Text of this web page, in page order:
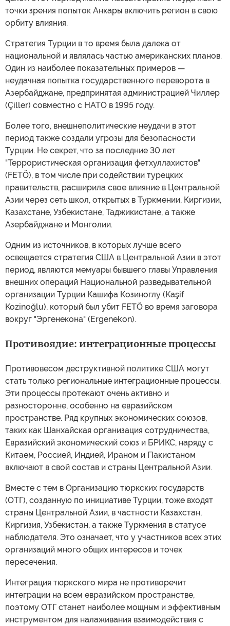
точки зрения попыток Анкары включить регион в свою
орбиту влияния.
Стратегия Турции в то время была далека от
национальной и являлась частью американских планов.
Один из наиболее показательных примеров —
неудачная попытка государственного переворота в
Азербайджане, предпринятая администрацией Чиллер
(Çiller) совместно с НАТО в 1995 году.
Более того, внешнеполитические неудачи в этот
период также создали угрозы для безопасности
Турции. Не секрет, что за последние 30 лет
"Террористическая организация фетхуллахистов"
(FETÖ), в том числе при содействии турецких
правительств, расширила свое влияние в Центральной
Азии через сеть школ, открытых в Туркмении, Киргизии,
Казахстане, Узбекистане, Таджикистане, а также
Азербайджане и Монголии.
Одним из источников, в которых лучше всего
освещается стратегия США в Центральной Азии в этот
период, являются мемуары бывшего главы Управления
внешних операций Национальной разведывательной
организации Турции Кашифа Козиноглу (Kaşif
Kozinoğlu), который был убит FETÖ во время заговора
вокруг "Эргенекона" (Ergenekon).
Противоядие: интеграционные процессы
Противовесом деструктивной политике США могут
стать только региональные интеграционные процессы.
Эти процессы протекают очень активно и
разносторонне, особенно на евразийском
пространстве. Ряд крупных экономических союзов,
таких как Шанхайская организация сотрудничества,
Евразийский экономический союз и БРИКС, наряду с
Китаем, Россией, Индией, Ираном и Пакистаном
включают в свой состав и страны Центральной Азии.
Вместе с тем в Организацию тюркских государств
(ОТГ), созданную по инициативе Турции, тоже входят
страны Центральной Азии, в частности Казахстан,
Киргизия, Узбекистан, а также Туркмения в статусе
наблюдателя. Это означает, что у участников всех этих
организаций много общих интересов и точек
пересечения.
Интеграция тюркского мира не противоречит
интеграции на всем евразийском пространстве,
поэтому ОТГ станет наиболее мощным и эффективным
инструментом для налаживания взаимодействия с